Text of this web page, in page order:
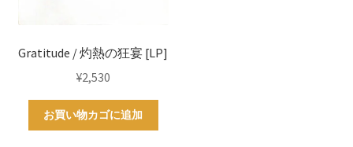
Gratitude / 灼熱の狂宴 [LP]
¥2,530
お買い物カゴに追加